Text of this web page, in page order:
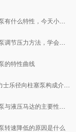
性，今天小编带大家看看他的特性曲线
节压力方法，学会不求人
的特性曲线
径向柱塞泵构成介绍以及其用途
马达的主要性能参数有哪些呢?
转速降低的原因是什么